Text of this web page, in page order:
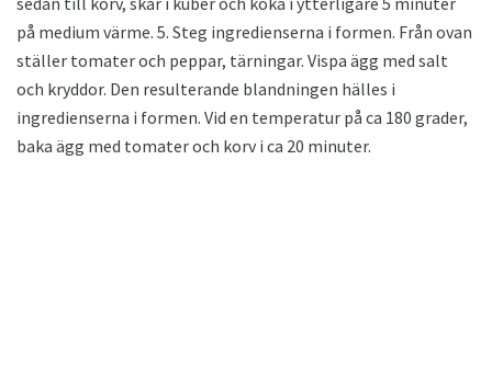
på medium värme. 5. Steg ingredienserna i formen. Från ovan
ställer tomater och peppar, tärningar. Vispa ägg med salt
och kryddor. Den resulterande blandningen hälles i
ingredienserna i formen. Vid en temperatur på ca 180 grader,
baka ägg med tomater och korv i ca 20 minuter.